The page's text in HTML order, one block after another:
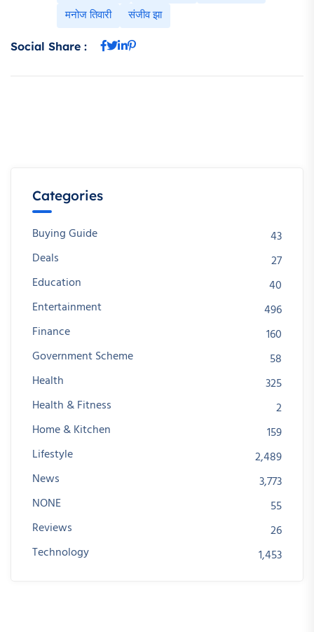
मनोज तिवारी
संजीव झा
Social Share :
Categories
Buying Guide
43
Deals
27
Education
40
Entertainment
496
Finance
160
Government Scheme
58
Health
325
Health & Fitness
2
Home & Kitchen
159
Lifestyle
2,489
News
3,773
NONE
55
Reviews
26
Technology
1,453